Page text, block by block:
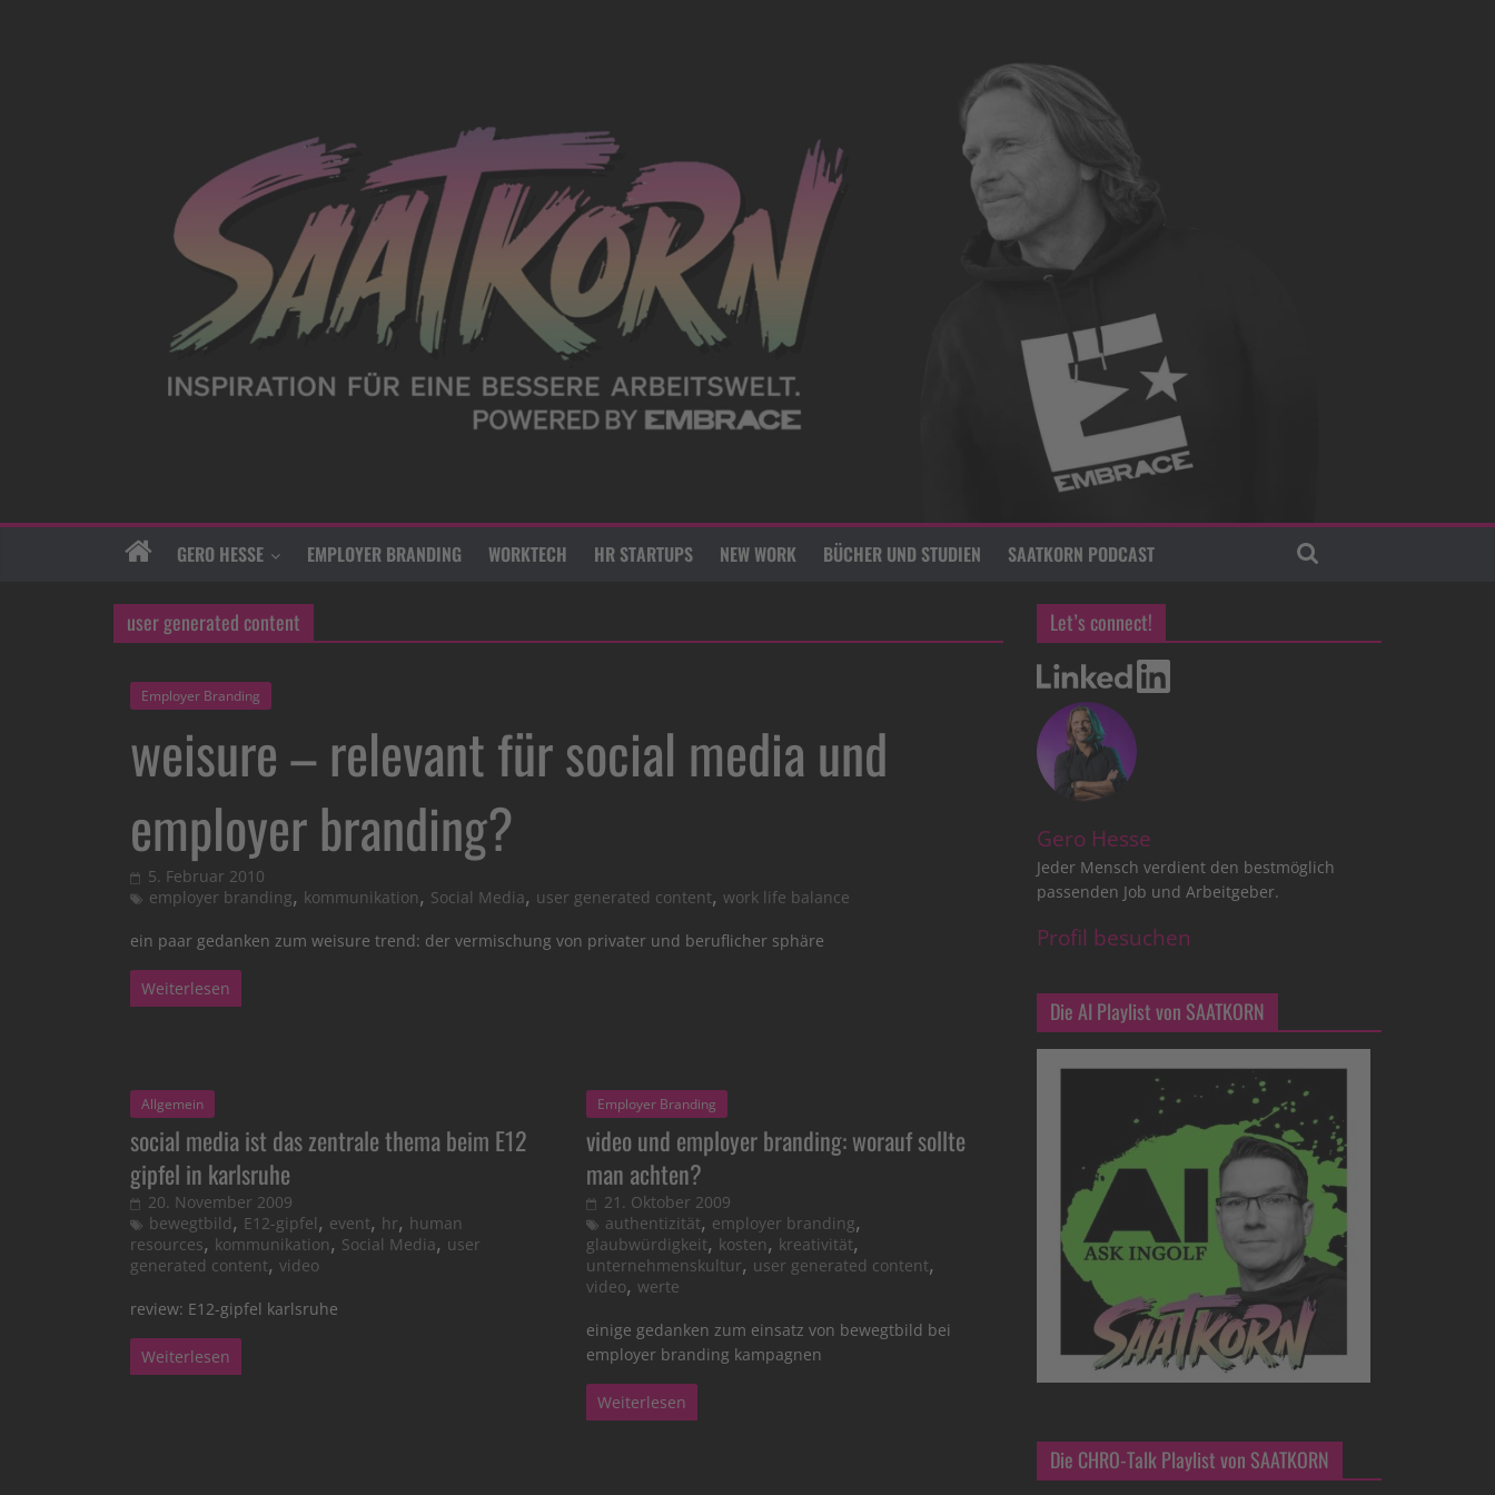
GERO HESSE EMPLOYER BRANDING WORKTECH HR STARTUPS NEW WORK BÜCHER UND STUDIEN SAATKORN PODCAST
user generated content
Employer Branding
weisure – relevant für social media und
employer branding?
5. Februar 2010
employer branding, kommunikation, Social Media, user generated content, work life balance
ein paar gedanken zum weisure trend: der vermischung von privater und beruflicher sphäre
Weiterlesen
Allgemein
social media ist das zentrale thema beim E12
gipfel in karlsruhe
20. November 2009
bewegtbild, E12-gipfel, event, hr, human
resources, kommunikation, Social Media, user
generated content, video
review: E12-gipfel karlsruhe
Weiterlesen
Employer Branding
video und employer branding: worauf sollte
man achten?
21. Oktober 2009
authentizität, employer branding,
glaubwürdigkeit, kosten, kreativität,
unternehmenskultur, user generated content,
video,werte
einige gedanken zum einsatz von bewegtbild bei
employer branding kampagnen
Weiterlesen
Let’s connect!
Gero Hesse
Jeder Mensch verdient den bestmöglich
passenden Job und Arbeitgeber.
Profil besuchen
Die AI Playlist von SAATKORN
Die CHRO-Talk Playlist von SAATKORN